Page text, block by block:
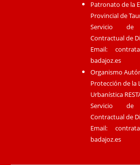
Patronato de la
Provincial de
Servicio de
Contractual de
Email:
badajoz.es
Organismo
Protección de la
Urbanística
Servicio de
Contractual de
Email:
badajoz.es